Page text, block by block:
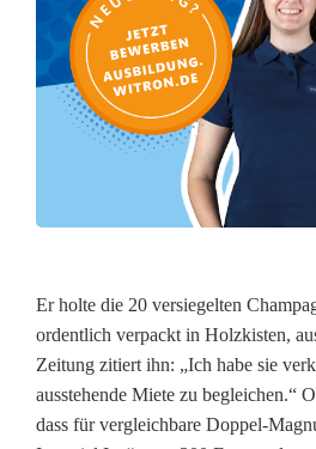
e
I
n
t
Er holte die 20 versiegelten
ordentlich verpackt in Holzkisten,
Zeitung zitiert ihn: „Ich habe sie
ausstehende Miete zu begleichen.“
dass für vergleichbare Doppel-